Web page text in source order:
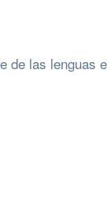
de las lenguas